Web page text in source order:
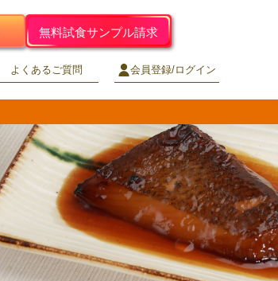
無料試食サンプル請求
よくあるご質問 会員登録/ログイン